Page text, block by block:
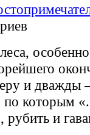
и дважды
которым
и